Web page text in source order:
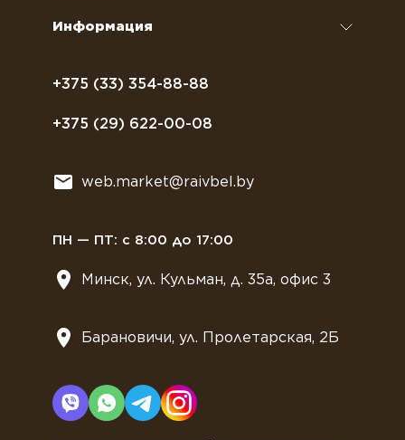
+375 (33) 354-88-88
+375 (29) 622-00-08
web.market@raivbel.by
ПН — ПТ: с 8:00 до 17:00
Минск, ул. Кульман, д. 35а, офис 3
Барановичи, ул. Пролетарская, 2Б
Информация
Договор оферты